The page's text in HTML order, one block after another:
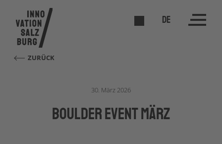
DE
ZURÜCK
30. März 2026
Boulder Event März